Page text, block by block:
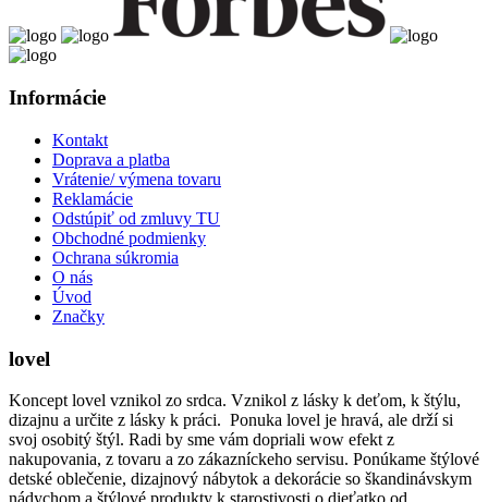
Informácie
Kontakt
Doprava a platba
Vrátenie/ výmena tovaru
Reklamácie
Odstúpiť od zmluvy TU
Obchodné podmienky
Ochrana súkromia
O nás
Úvod
Značky
lovel
Koncept lovel vznikol zo srdca. Vznikol z lásky k deťom, k štýlu,
dizajnu a určite z lásky k práci. Ponuka lovel je hravá, ale drží si
svoj osobitý štýl. Radi by sme vám dopriali wow efekt z
nakupovania, z tovaru a zo zákazníckeho servisu. Ponúkame štýlové
detské oblečenie, dizajnový nábytok a dekorácie so škandinávskym